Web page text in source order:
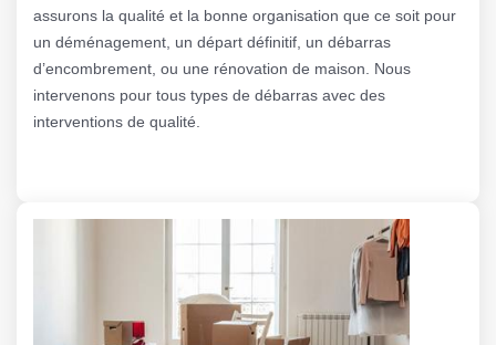
assurons la qualité et la bonne organisation que ce soit pour
un déménagement, un départ définitif, un débarras
d’encombrement, ou une rénovation de maison. Nous
intervenons pour tous types de débarras avec des
interventions de qualité.